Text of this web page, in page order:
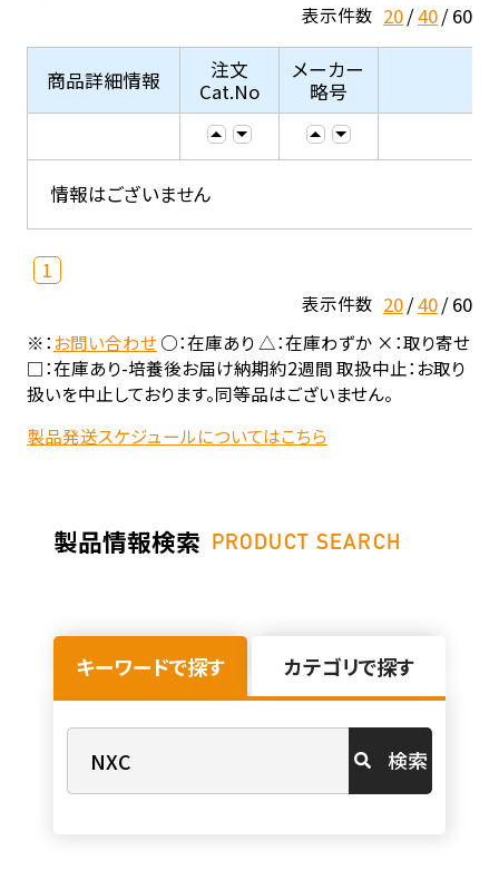
表示件数 20 40 60
商品詳細情報
注文
Cat.No
メーカー
略号
情報はございません
1
表示件数 20 40 60
※：お問い合わせ○：在庫あり △：在庫わずか ×：取り寄せ
□：在庫あり-培養後お届け納期約2週間 取扱中止：お取り
扱いを中止しております。同等品はございません。
製品発送スケジュールについてはこちら
製品情報検索 PRODUCT SEARCH
キーワードで探す カテゴリで探す
検索